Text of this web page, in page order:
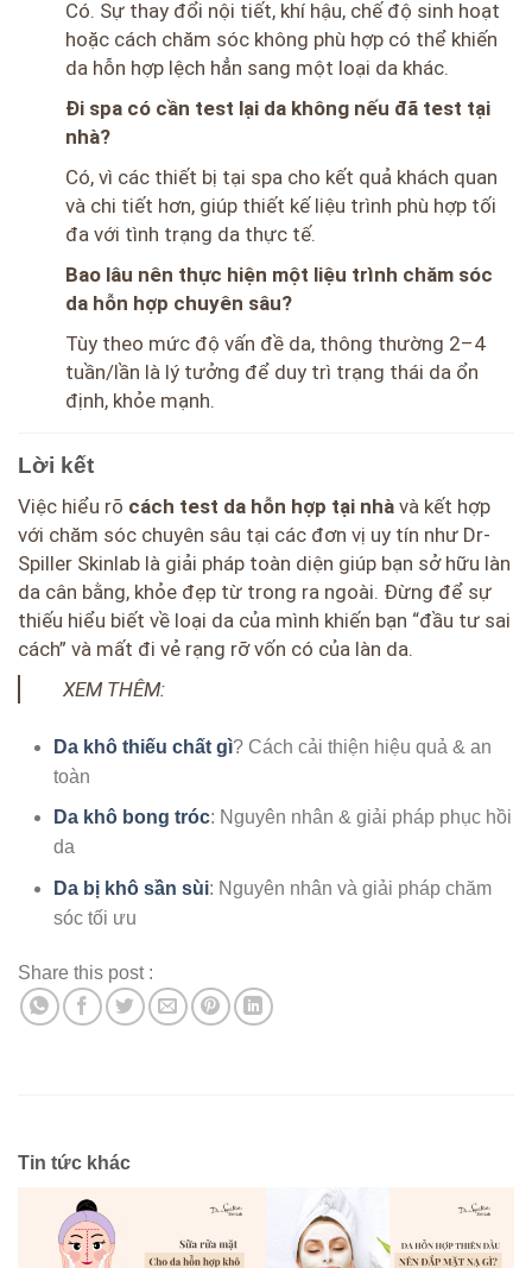
Có. Sự thay đổi nội tiết, khí hậu, chế độ sinh hoạt
hoặc cách chăm sóc không phù hợp có thể khiến
da hỗn hợp lệch hẳn sang một loại da khác.
Đi spa có cần test lại da không nếu đã test tại
nhà?
Có, vì các thiết bị tại spa cho kết quả khách quan
và chi tiết hơn, giúp thiết kế liệu trình phù hợp tối
đa với tình trạng da thực tế.
Bao lâu nên thực hiện một liệu trình chăm sóc
da hỗn hợp chuyên sâu?
Tùy theo mức độ vấn đề da, thông thường 2–4
tuần/lần là lý tưởng để duy trì trạng thái da ổn
định, khỏe mạnh.
Lời kết
Việc hiểu rõ cách test da hỗn hợp tại nhà và kết hợp
với chăm sóc chuyên sâu tại các đơn vị uy tín như Dr-
Spiller Skinlab là giải pháp toàn diện giúp bạn sở hữu làn
da cân bằng, khỏe đẹp từ trong ra ngoài. Đừng để sự
thiếu hiểu biết về loại da của mình khiến bạn “đầu tư sai
cách” và mất đi vẻ rạng rỡ vốn có của làn da.
XEM THÊM:
Da khô thiếu chất gì? Cách cải thiện hiệu quả & an
toàn
Da khô bong tróc: Nguyên nhân & giải pháp phục hồi
da
Da bị khô sần sùi: Nguyên nhân và giải pháp chăm
sóc tối ưu
Share this post :
Tin tức khác